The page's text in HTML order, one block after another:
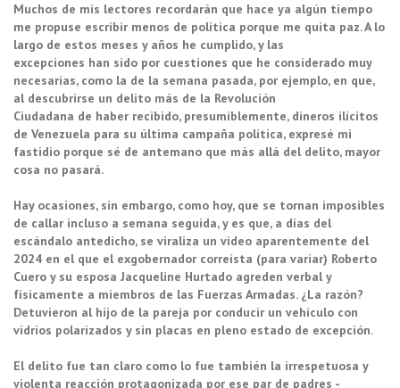
Muchos de mis lectores recordarán que hace ya algún tiempo
me propuse escribir menos de política porque me quita paz. A lo
largo de estos meses y años he cumplido, y las
excepciones han sido por cuestiones que he considerado muy
necesarias, como la de la semana pasada, por ejemplo, en que,
al descubrirse un delito más de la Revolución
Ciudadana de haber recibido, presumiblemente, dineros ilícitos
de Venezuela para su última campaña política, expresé mi
fastidio porque sé de antemano que más allá del delito, mayor
cosa no pasará.
Hay ocasiones, sin embargo, como hoy, que se tornan imposibles
de callar incluso a semana seguida, y es que, a días del
escándalo antedicho, se viraliza un video aparentemente del
2024 en el que el exgobernador correísta (para variar) Roberto
Cuero y su esposa Jacqueline Hurtado agreden verbal y
físicamente a miembros de las Fuerzas Armadas. ¿La razón?
Detuvieron al hijo de la pareja por conducir un vehículo con
vidrios polarizados y sin placas en pleno estado de excepción.
El delito fue tan claro como lo fue también la irrespetuosa y
violenta reacción protagonizada por ese par de padres -